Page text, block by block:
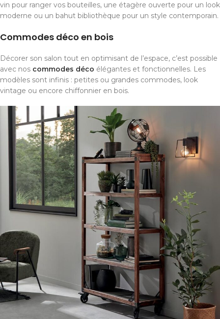
vin pour ranger vos bouteilles, une étagère ouverte pour un look
moderne ou un bahut bibliothèque pour un style contemporain.
Commodes déco en bois
Décorer son salon tout en optimisant de l’espace, c’est possible
avec nos commodes déco élégantes et fonctionnelles. Les
modèles sont infinis : petites ou grandes commodes, look
vintage ou encore chiffonnier en bois.